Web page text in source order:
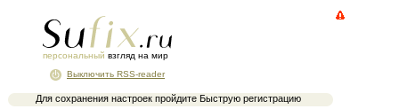
персональный взгляд на мир
Для сохранения настроек пройдите Быструю регистрацию
Выключить RSS-reader